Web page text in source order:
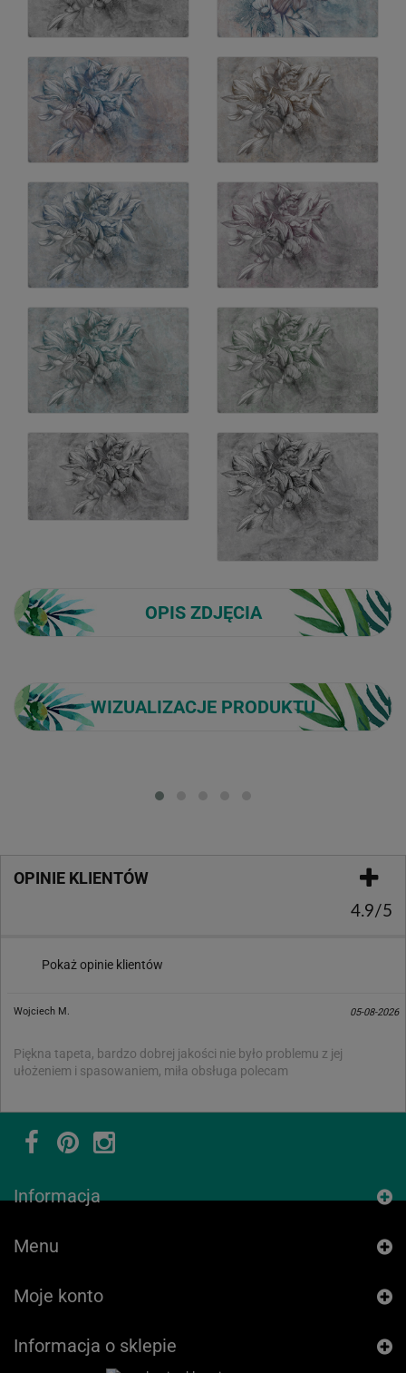
OPIS ZDJĘCIA
WIZUALIZACJE PRODUKTU
OPINIE KLIENTÓW
4.9/5
Pokaż opinie klientów
Wojciech M. 05-08-2026
Piękna tapeta, bardzo dobrej jakości nie było problemu z jej
ułożeniem i spasowaniem, miła obsługa polecam
Informacja
Menu
Moje konto
Informacja o sklepie